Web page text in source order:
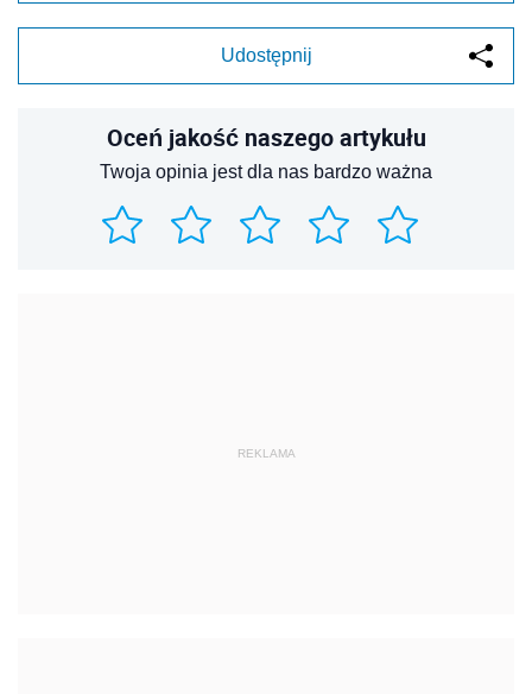
Udostępnij
Oceń jakość naszego artykułu
Twoja opinia jest dla nas bardzo ważna
REKLAMA